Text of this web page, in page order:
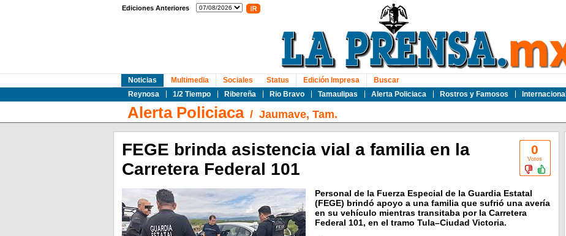
Ediciones Anteriores
Noticias
Reynosa
1/2 Tiempo Ribereña Rio Bravo Tamaulipas Alerta Policiaca Rostros y Famosos Internacional
Multimedia Sociales Status Edición Impresa Buscar
Alerta Policiaca/ Jaumave, Tam.
0
Votos
FEGE brinda asistencia vial a familia en la
Carretera Federal 101
Personal de la Fuerza Especial de la Guardia Estatal
(FEGE) brindó apoyo a una familia que sufrió una avería
en su vehículo mientras transitaba por la Carretera
Federal 101, en el tramo Tula–Ciudad Victoria.